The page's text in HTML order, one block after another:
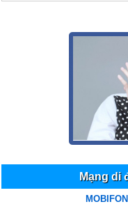
Mạng di